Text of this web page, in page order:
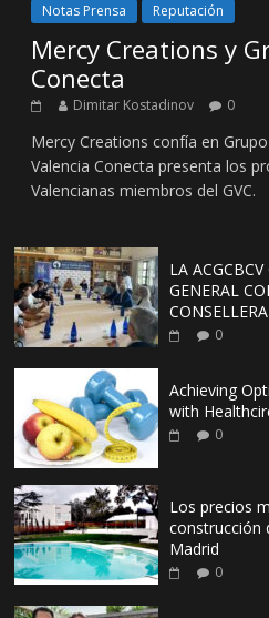
Notas Prensa
Reputación
Mercy Creations y
Conecta
Dimitar Kostadinov 0
Mercy Creations confía en
Valencia Conecta presenta los
Valencianas miembros del GVC.
LA
GENERAL
0
Achieving
with
0
Los precios
construcción
Madrid
0